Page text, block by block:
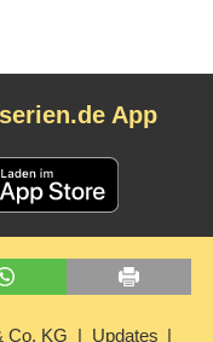
App
Co. KG Updates